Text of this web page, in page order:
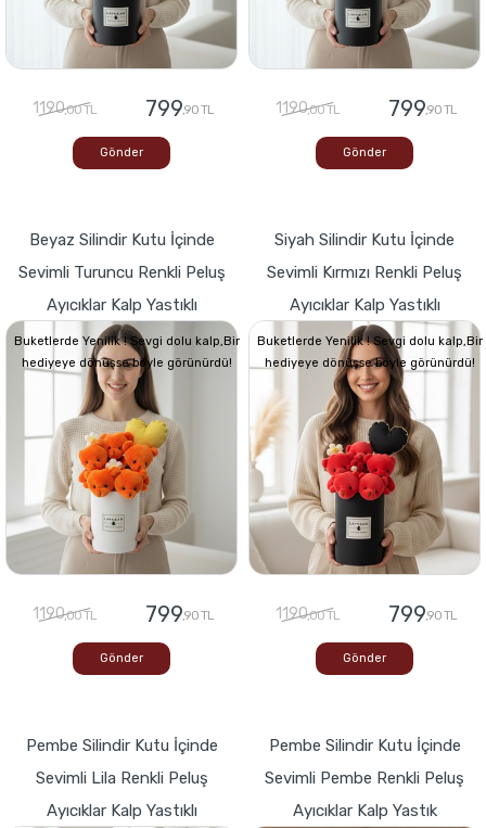
1190,00 TL 799,90 TL
Gönder
1190,00 TL 799,90 TL
Gönder
Beyaz Silindir Kutu İçinde
Sevimli Turuncu Renkli Peluş
Ayıcıklar Kalp Yastıklı
Buketlerde Yenilik ! Sevgi dolu kalp,Bir
hediyeye dönüşse böyle görünürdü!
1190,00 TL 799,90 TL
Gönder
Siyah Silindir Kutu İçinde
Sevimli Kırmızı Renkli Peluş
Ayıcıklar Kalp Yastıklı
Buketlerde Yenilik ! Sevgi dolu kalp,Bir
hediyeye dönüşse böyle görünürdü!
1190,00 TL 799,90 TL
Gönder
Pembe Silindir Kutu İçinde
Sevimli Lila Renkli Peluş
Ayıcıklar Kalp Yastıklı
Pembe Silindir Kutu İçinde
Sevimli Pembe Renkli Peluş
Ayıcıklar Kalp Yastık